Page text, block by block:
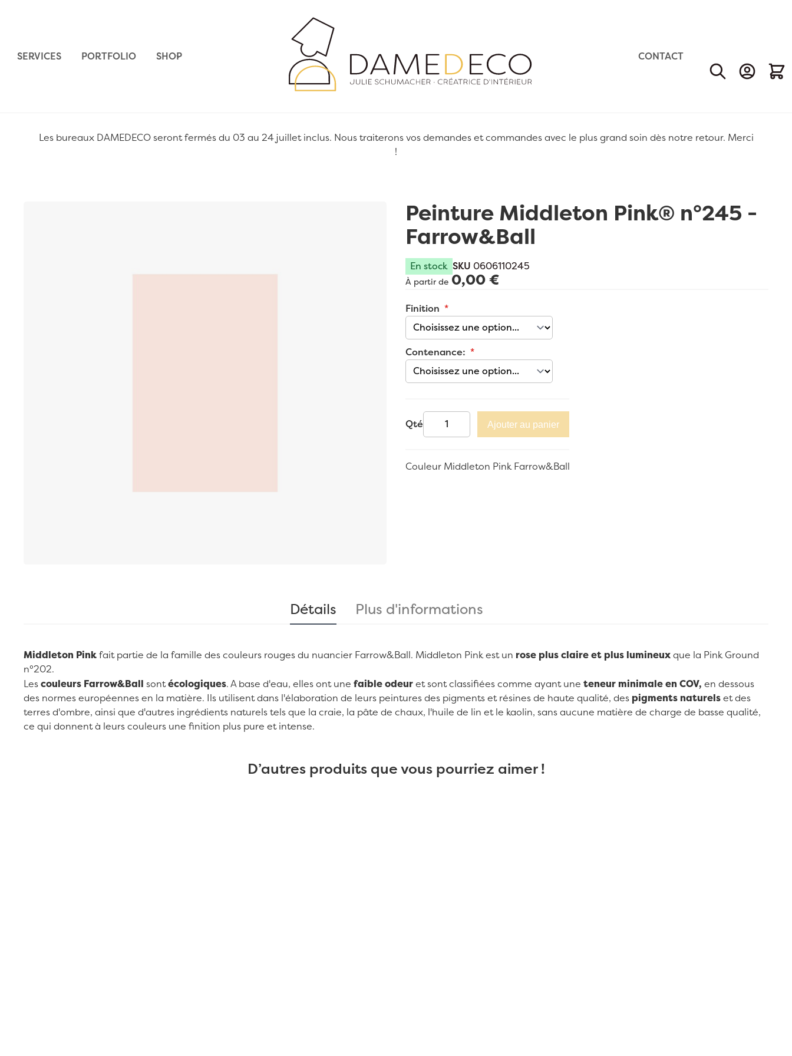
SERVICES PORTFOLIO SHOP CONTACT
Les bureaux DAMEDECO seront fermés du 03 au 24 juillet inclus. Nous traiterons vos demandes et commandes avec le plus grand soin dès notre retour. Merci
!
Peinture Middleton Pink® n°245 -
Farrow&Ball
En stock SKU 0606110245
À partir de 0,00 €
Finition
Contenance:
Qté Ajouter au panier
Couleur Middleton Pink Farrow&Ball
Détails
Middleton Pink fait partie de la famille des couleurs rouges du nuancier Farrow&Ball. Middleton Pink est un rose plus claire et plus lumineux que la Pink Ground
n°202.
Les couleurs Farrow&Ball sontécologiques. A base d'eau, elles ont une faible odeur et sont classifiées comme ayant une teneur minimale en COV, en dessous
des normes européennes en la matière. Ils utilisent dans l'élaboration de leurs peintures des pigments et résines de haute qualité, des pigments naturels et des
terres d'ombre, ainsi que d'autres ingrédients naturels tels que la craie, la pâte de chaux, l'huile de lin et le kaolin, sans aucune matière de charge de basse qualité,
ce qui donnent à leurs couleurs une finition plus pure et intense.
Plus d'informations
D’autres produits que vous pourriez aimer !